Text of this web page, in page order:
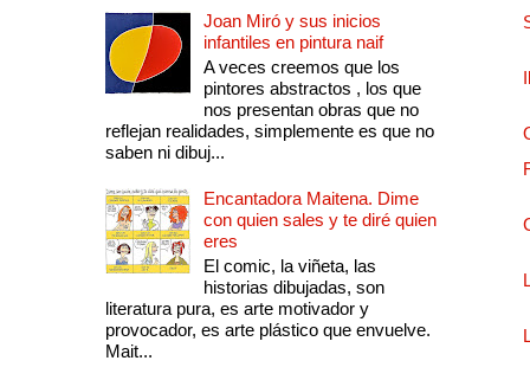
Joan Miró y sus inicios
infantiles en pintura naif
A veces creemos que los
pintores abstractos , los que
nos presentan obras que no
reflejan realidades, simplemente es que no
saben ni dibuj...
Encantadora Maitena. Dime
con quien sales y te diré quien
eres
El comic, la viñeta, las
historias dibujadas, son
literatura pura, es arte motivador y
provocador, es arte plástico que envuelve.
Mait...